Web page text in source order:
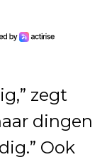
zegt
dingen
Ook